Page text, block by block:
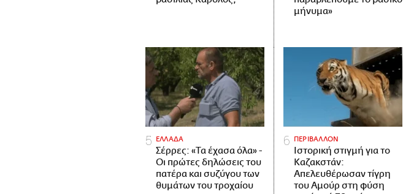
μήνυμα»
ΕΛΛΑΔΑ
Σέρρες: «Τα έχασα όλα» -
Οι πρώτες δηλώσεις του
πατέρα και συζύγου των
θυμάτων του τροχαίου
ΠΕΡΙΒΑΛΛΟΝ
Ιστορική στιγμή για το
Καζακστάν:
Απελευθέρωσαν τίγρη
του Αμούρ στη φύση